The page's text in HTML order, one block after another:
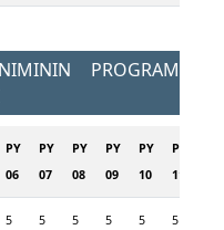
PROGRAM
PY
06
PY
07
PY
08
PY
09
PY
10
PY
11
5 5 5 5 5 5